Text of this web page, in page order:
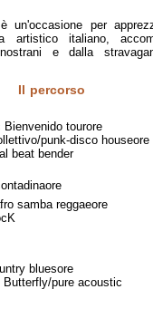
un'occasione per
artistico italiano,
e dalla
Il percorso
tourore
punk-disco houseore
beat bender
samba reggaeore
bluesore
pure acoustic